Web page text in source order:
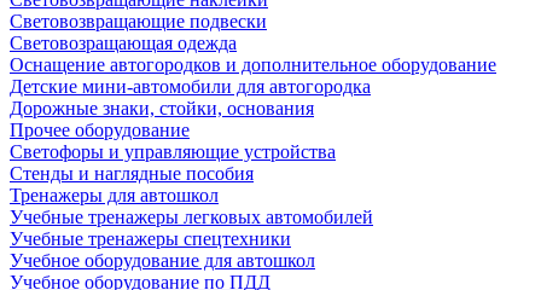
Световозвращающие подвески
Световозращающая одежда
Оснащение автогородков и дополнительное оборудование
Детские мини-автомобили для автогородка
Дорожные знаки, стойки, основания
Прочее оборудование
Светофоры и управляющие устройства
Стенды и наглядные пособия
Тренажеры для автошкол
Учебные тренажеры легковых автомобилей
Учебные тренажеры спецтехники
Учебное оборудование для автошкол
Учебное оборудование по ПДД